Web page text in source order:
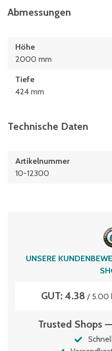
Abmessungen
Höhe
2000 mm
Tiefe
424 mm
Technische Daten
Artikelnummer
10-12300
UNSERE
GUT: 4.38 / 5.00
Trusted Shops